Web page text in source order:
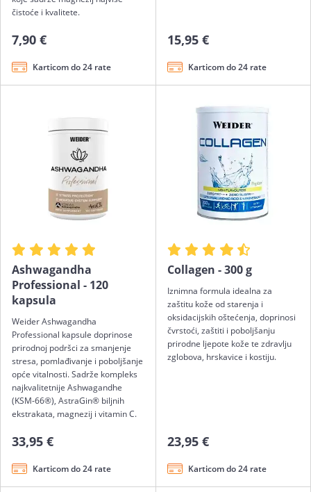
čistoće i kvalitete.
7,90 €
Karticom do 24 rate
15,95 €
Karticom do 24 rate
Ashwagandha
Professional - 120
kapsula
Weider Ashwagandha
Professional kapsule doprinose
prirodnoj podršci za smanjenje
stresa, pomlađivanje i poboljšanje
opće vitalnosti. Sadrže kompleks
najkvalitetnije Ashwagandhe
(KSM-66®), AstraGin® biljnih
ekstrakata, magnezij i vitamin C.
33,95 €
Karticom do 24 rate
Collagen - 300 g
Iznimna formula idealna za
zaštitu kože od starenja i
oksidacijskih oštećenja, doprinosi
čvrstoći, zaštiti i poboljšanju
prirodne ljepote kože te zdravlju
zglobova, hrskavice i kostiju.
23,95 €
Karticom do 24 rate